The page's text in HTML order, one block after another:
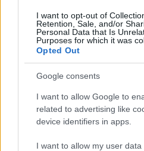
I want to opt-out of
Retention, Sale, and/or
Personal Data that Is
Purposes for which it was
Opted Out
Google consents
I want to allow Google to
related to advertising like
device identifiers in apps.
I want to allow my user